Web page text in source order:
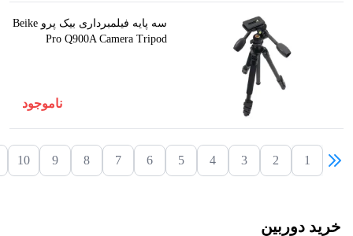
سه پایه فیلمبرداری بیک پرو Beike
Pro Q900A Camera Tripod
ناموجود
1
2
3
4
5
6
7
8
9
10
خرید دوربین